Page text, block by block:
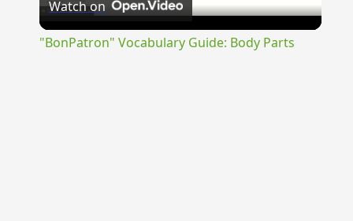
Video
Watch on
"BonPatron" Vocabulary Guide: Body Parts